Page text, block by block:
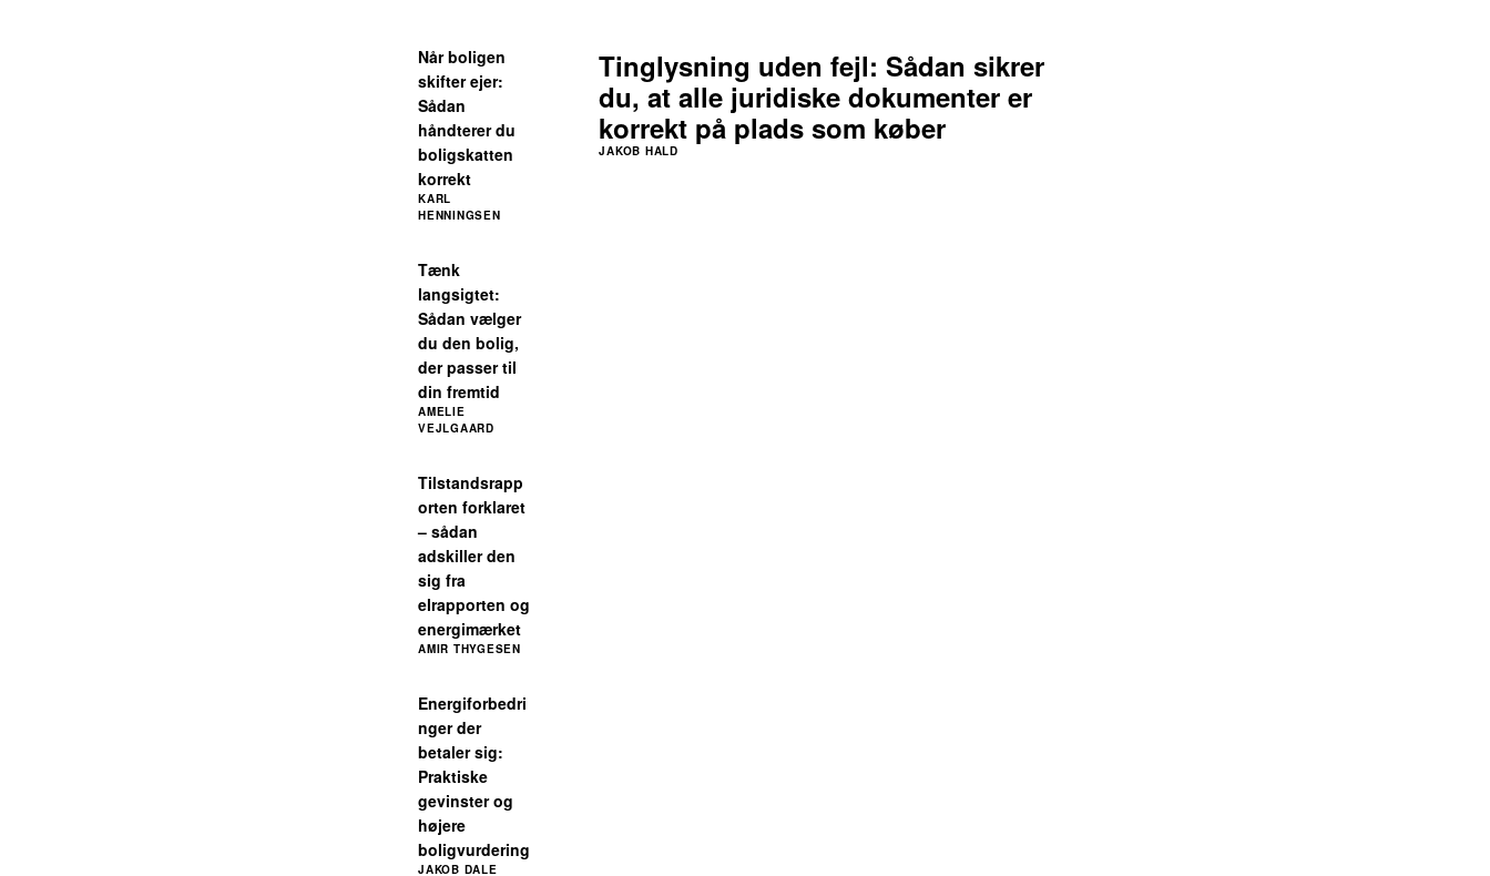
Når boligen
skifter ejer:
Sådan
håndterer du
boligskatten
korrekt
KARL
HENNINGSEN
Tænk
langsigtet:
Sådan vælger
du den bolig,
der passer til
din fremtid
AMELIE
VEJLGAARD
Tilstandsrapp
orten forklaret
– sådan
adskiller den
sig fra
elrapporten og
energimærket
AMIR THYGESEN
Energiforbedri
nger der
betaler sig:
Praktiske
gevinster og
højere
boligvurdering
JAKOB DALE
Tinglysning uden fejl: Sådan sikrer
du, at alle juridiske dokumenter er
korrekt på plads som køber
JAKOB HALD